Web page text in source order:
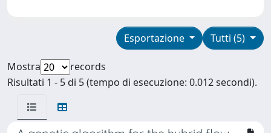
Tutti (5)
Esportazione
Mostra
records
Risultati 1 - 5 di 5 (tempo di esecuzione: 0.012 secondi).